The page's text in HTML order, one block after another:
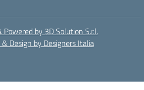
Powered by 3D Solution S.r.l.
Design by Designers Italia